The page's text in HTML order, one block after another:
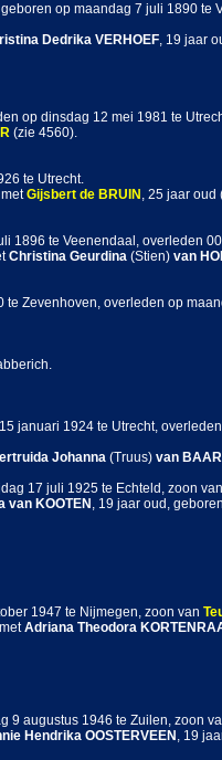
op maandag 7 juli 1890
Dedrika VERHOEF, 19 jaar
op dinsdag 12 mei 1981 te
(zie 4560).
te Utrecht.
Gijsbert de BRUIN , 25 jaar oud
1896 te Veenendaal, overleden
Christina Geurdina (Stien) van
te Zevenhoven, overleden op
januari 1924 te Utrecht,
Johanna (Truus) van
17 juli 1925 te Echteld, zoon van
van KOOTEN , 19 jaar oud,
1947 te Nijmegen, zoon van
Adriana Theodora
9 augustus 1946 te Zuilen, zoon
Hendrika OOSTERVEEN , 19